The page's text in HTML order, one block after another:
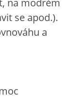
na modrém
se apod.).
a